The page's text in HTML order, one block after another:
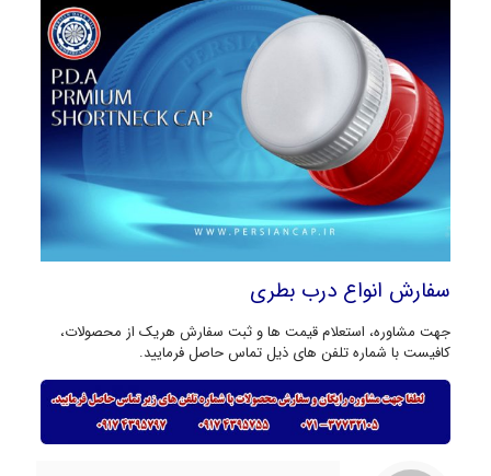
سفارش انواع درب بطری
جهت مشاوره، استعلام قیمت ها و ثبت سفارش هریک از محصولات،
کافیست با شماره تلفن های ذیل تماس حاصل فرمایید.